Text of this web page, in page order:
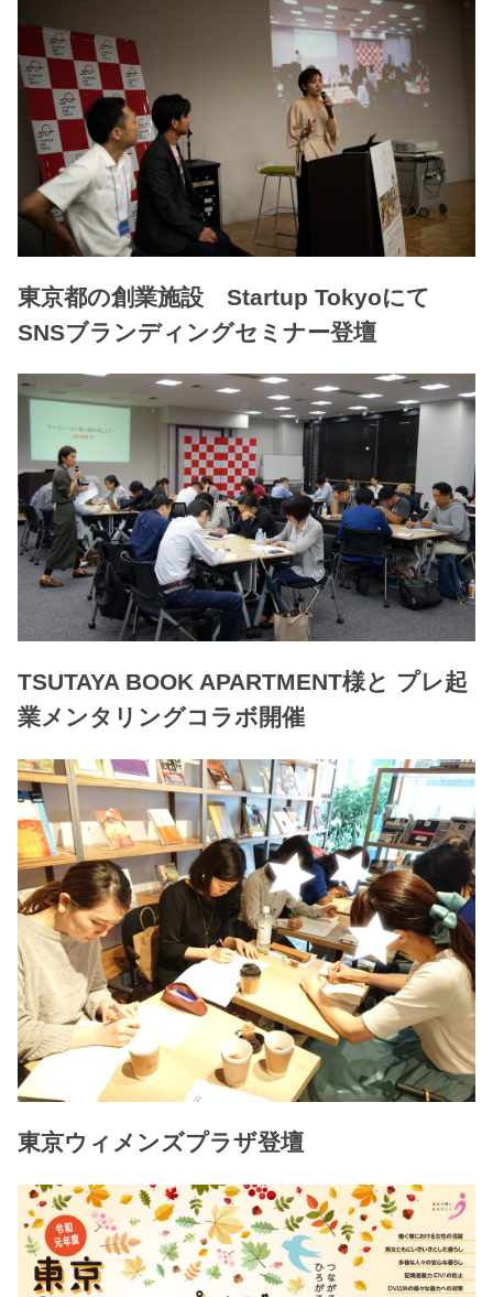
東京都の創業施設 Startup Tokyoにて
SNSブランディングセミナー登壇
TSUTAYA BOOK APARTMENT様と プレ起
業メンタリングコラボ開催
東京ウィメンズプラザ登壇